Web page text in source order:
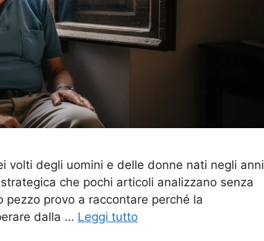
volti degli uomini e delle donne nati negli anni
che pochi articoli analizzano senza
provo a raccontare perché la
dalla … Leggi tutto